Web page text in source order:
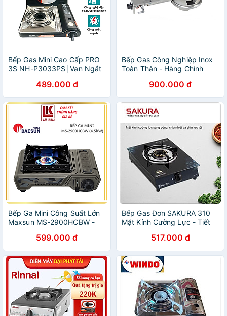
Bếp Gas Mini Cao Cấp PRO
3S NH-P3033PS│Van Ngắt
Suất Mạnh 3.1 Kw (2.700
kcal/giờ) - Hàng Chính Hãng
489.000 đ
Bếp Gas Công Nghiệp Inox
Toàn Thân - Hàng Chính
900.000 đ
Bếp Ga Mini Công Suất Lớn
Maxsun MS-2900HCBW -
Chắn Gió - Hàng chính hãng
- Bảo hành 12 tháng
599.000 đ
Bếp Gas Đơn SAKURA 310
Mặt Kính Cường Lực - Tiết
517.000 đ